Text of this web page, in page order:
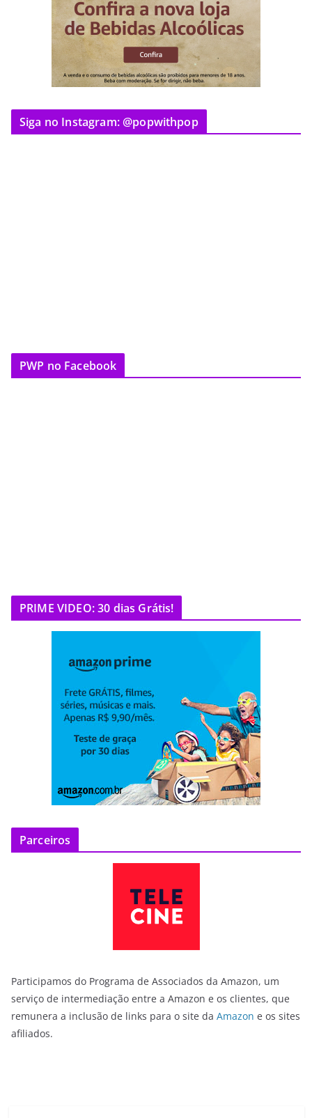
Siga no Instagram: @popwithpop
PWP no Facebook
PRIME VIDEO: 30 dias Grátis!
Parceiros
Participamos do Programa de Associados da Amazon, um
serviço de intermediação entre a Amazon e os clientes, que
remunera a inclusão de links para o site da Amazon e os sites
afiliados.